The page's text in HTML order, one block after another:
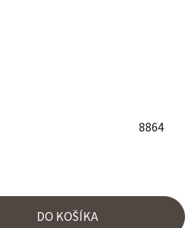
8864
DO KOŠÍKA